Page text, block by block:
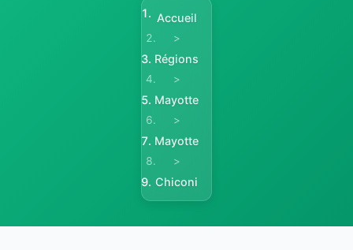
Accueil
>
Régions
>
Mayotte
>
Mayotte
>
Chiconi